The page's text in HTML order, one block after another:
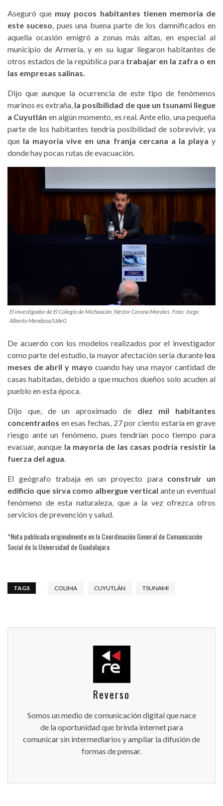
Aseguró que muy pocos habitantes tienen memoria de
este suceso, pues una buena parte de los damnificados en
aquella ocasión emigró a zonas más altas, en especial al
municipio de Armería, y en su lugar llegaron habitantes de
otros estados de la república para trabajar en la zafra o en
las empresas salinas.
Dijo que aunque la ocurrencia de este tipo de fenómenos
marinos es extraña, la posibilidad de que un tsunami llegue
a Cuyutlán en algún momento, es real. Ante ello, una pequeña
parte de los habitantes tendría posibilidad de sobrevivir, ya
que la mayoría vive en una franja cercana a la playa y
donde hay pocas rutas de evacuación.
El investigador de El Colegio de Michoacán, Néstor Corona Morales. Foto: Jorge
Alberto Mendoza/UdeG
De acuerdo con los modelos realizados por el investigador
como parte del estudio, la mayor afectación sería durante los
meses de abril y mayo cuando hay una mayor cantidad de
casas habitadas, debido a que muchos dueños solo acuden al
pueblo en esta época.
Dijo que, de un aproximado de diez mil habitantes
concentrados en esas fechas, 27 por ciento estaría en grave
riesgo ante un fenómeno, pues tendrían poco tiempo para
evacuar, aunque la mayoría de las casas podría resistir la
fuerza del agua.
El geógrafo trabaja en un proyecto para construir un
edificio que sirva como albergue vertical ante un eventual
fenómeno de esta naturaleza, que a la vez ofrezca otros
servicios de prevención y salud.
*Nota publicada originalmente en laCoordinación General de Comunicación
Social de la Universidad de Guadalajara
TAGS COLIMA CUYUTLÁN TSUNAMI
Reverso
Somos un medio de comunicación digital que nace
de la oportunidad que brinda internet para
comunicar sin intermediarios y ampliar la difusión de
formas de pensar.